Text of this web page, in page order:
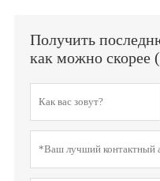
Получить
как можно скорее